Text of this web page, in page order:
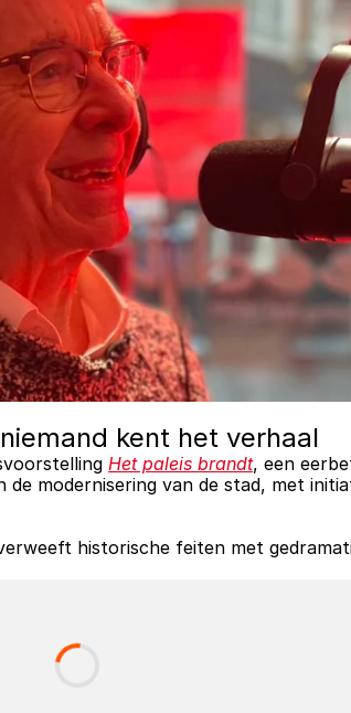
kent het verhaal
Het paleis brandt
de modernisering van de stad, met
historische feiten met